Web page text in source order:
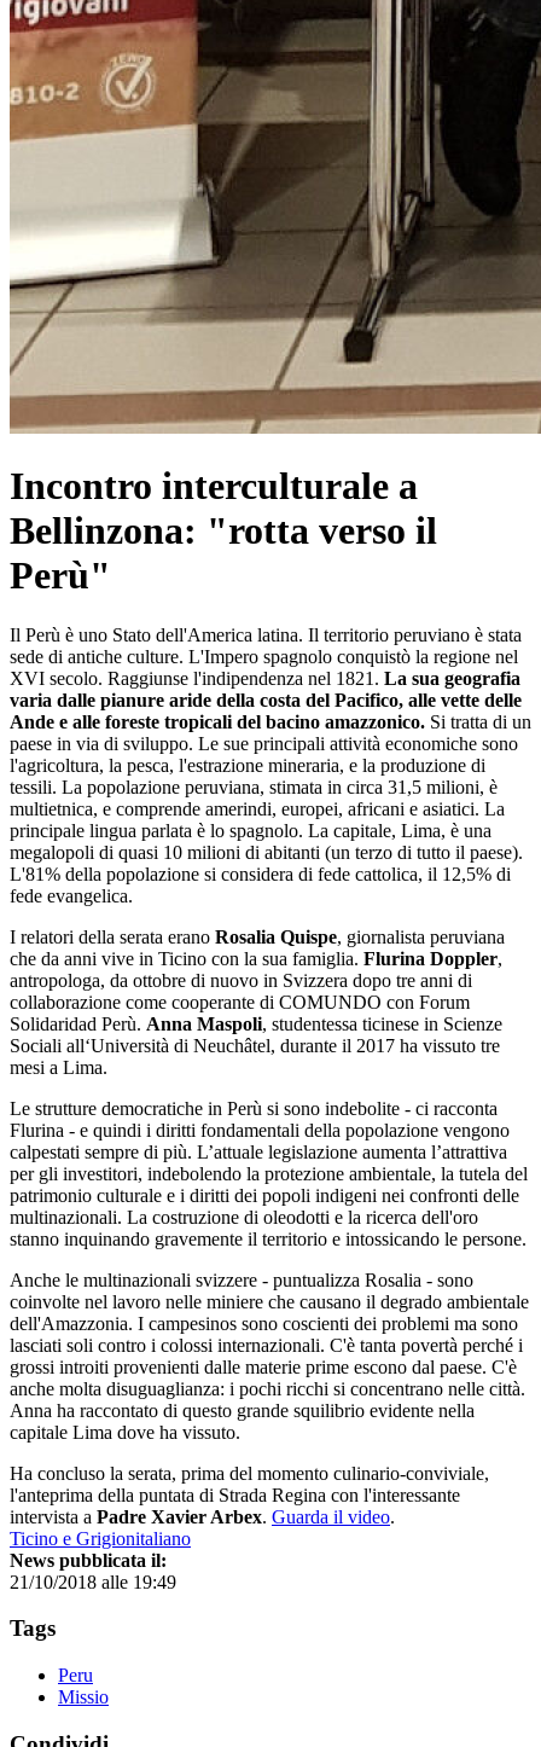
Incontro interculturale a
Bellinzona: "rotta verso il
Perù"
Il Perù è uno Stato dell'America latina. Il territorio peruviano è stata
sede di antiche culture. L'Impero spagnolo conquistò la regione nel
XVI secolo. Raggiunse l'indipendenza nel 1821. La sua geografia
varia dalle pianure aride della costa del Pacifico, alle vette delle
Ande e alle foreste tropicali del bacino amazzonico. Si tratta di un
paese in via di sviluppo. Le sue principali attività economiche sono
l'agricoltura, la pesca, l'estrazione mineraria, e la produzione di
tessili. La popolazione peruviana, stimata in circa 31,5 milioni, è
multietnica, e comprende amerindi, europei, africani e asiatici. La
principale lingua parlata è lo spagnolo. La capitale, Lima, è una
megalopoli di quasi 10 milioni di abitanti (un terzo di tutto il paese).
L'81% della popolazione si considera di fede cattolica, il 12,5% di
fede evangelica.
I relatori della serata erano Rosalia Quispe, giornalista peruviana
che da anni vive in Ticino con la sua famiglia. Flurina Doppler,
antropologa, da ottobre di nuovo in Svizzera dopo tre anni di
collaborazione come cooperante di COMUNDO con Forum
Solidaridad Perù. Anna Maspoli, studentessa ticinese in Scienze
Sociali all‘Università di Neuchâtel, durante il 2017 ha vissuto tre
mesi a Lima.
Le strutture democratiche in Perù si sono indebolite - ci racconta
Flurina - e quindi i diritti fondamentali della popolazione vengono
calpestati sempre di più. L’attuale legislazione aumenta l’attrattiva
per gli investitori, indebolendo la protezione ambientale, la tutela del
patrimonio culturale e i diritti dei popoli indigeni nei confronti delle
multinazionali. La costruzione di oleodotti e la ricerca dell'oro
stanno inquinando gravemente il territorio e intossicando le persone.
Anche le multinazionali svizzere - puntualizza Rosalia - sono
coinvolte nel lavoro nelle miniere che causano il degrado ambientale
dell'Amazzonia. I campesinos sono coscienti dei problemi ma sono
lasciati soli contro i colossi internazionali. C'è tanta povertà perché i
grossi introiti provenienti dalle materie prime escono dal paese. C'è
anche molta disuguaglianza: i pochi ricchi si concentrano nelle città.
Anna ha raccontato di questo grande squilibrio evidente nella
capitale Lima dove ha vissuto.
Ha concluso la serata, prima del momento culinario-conviviale,
l'anteprima della puntata di Strada Regina con l'interessante
intervista a Padre Xavier Arbex. Guarda il video.
Ticino e Grigionitaliano
News pubblicata il:
21/10/2018 alle 19:49
Tags
Peru
Missio